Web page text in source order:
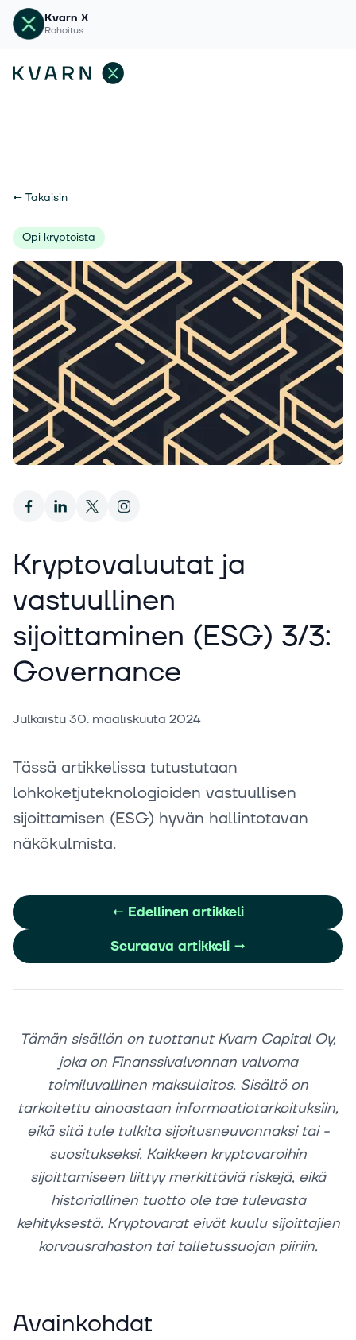
Kvarn X
Rahoitus
← Takaisin
Opi kryptoista
Kryptovaluutat ja
vastuullinen
sijoittaminen (ESG) 3/3:
Governance
Julkaistu30. maaliskuuta 2024
Tässä artikkelissa tutustutaan
lohkoketjuteknologioiden vastuullisen
sijoittamisen (ESG) hyvän hallintotavan
näkökulmista.
← Edellinen artikkeli
Seuraava artikkeli →
Tämän sisällön on tuottanut Kvarn Capital Oy,
joka on Finanssivalvonnan valvoma
toimiluvallinen maksulaitos. Sisältö on
tarkoitettu ainoastaan informaatiotarkoituksiin,
eikä sitä tule tulkita sijoitusneuvonnaksi tai -
suositukseksi. Kaikkeen kryptovaroihin
sijoittamiseen liittyy merkittäviä riskejä, eikä
historiallinen tuotto ole tae tulevasta
kehityksestä. Kryptovarat eivät kuulu sijoittajien
korvausrahaston tai talletussuojan piiriin.
Avainkohdat